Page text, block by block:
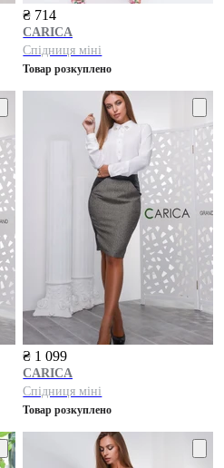
₴ 714
CARICA
Спідниця міні
Товар розкуплено
₴ 1 099
CARICA
Спідниця міні
Товар розкуплено